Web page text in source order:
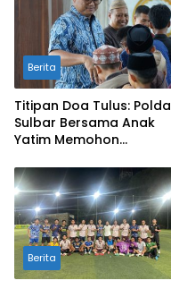
Berita
Titipan Doa Tulus: Polda
Sulbar Bersama Anak
Yatim Memohon
Negeri
Berita